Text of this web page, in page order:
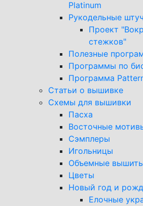
Platinum
Рукодельные
Проект
стежков"
Полезные
Программы по
Программа
Статьи о вышивке
Схемы для вышивки
Пасха
Восточные
Сэмплеры
Игольницы
Объемные
Цветы
Новый год и
Елочные